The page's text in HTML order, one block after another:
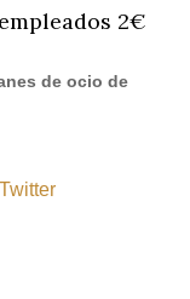
2€
de ocio de
Twitter